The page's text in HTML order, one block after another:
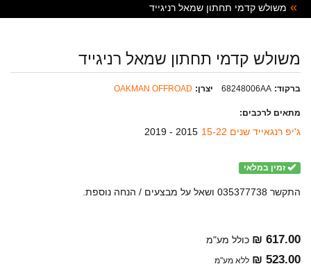
משולש קדמי תחתון שמאל רניגייד
משולש קדמי תחתון שמאל רניגייד
ברקוד: 68248006AA יצרן: OAKMAN OFFROAD
מתאים לרכבים:
ג'יפ רנגאייד שנים 15-22 2015 - 2019
זמין במלאי
התקשר 035377738 ושאל על מבצעים / הנחה נוספת.
617.00 ₪ כולל מע"מ
523.00 ₪ ללא מע"מ